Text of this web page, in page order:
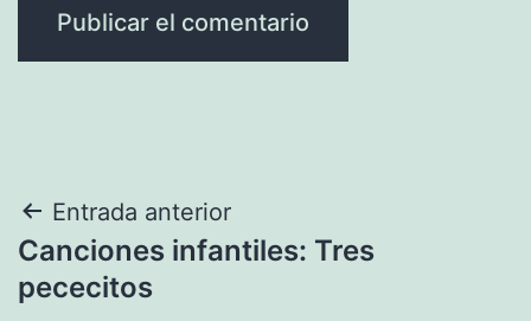
Navegación
de
Entrada anterior
Canciones infantiles: Tres
pececitos